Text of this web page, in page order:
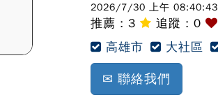
2026/7/30 上午 08:40:43
推薦 : 3 追蹤 : 0
高雄市
大社區
✉ 聯絡我們